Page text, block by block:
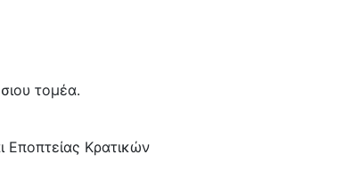
τομέα.
Εποπτείας Κρατικών